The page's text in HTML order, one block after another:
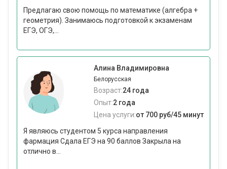
Предлагаю свою помощь по математике (алгебра +
геометрия). Занимаюсь подготовкой к экзаменам
ЕГЭ, ОГЭ,...
Алина Владимировна
Белорусская
Возраст:24 года
Опыт:2 года
Цена услуги:от 700 руб/45 минут
Я являюсь студентом 5 курса направления
фармация Сдала ЕГЭ на 90 баллов Закрыла на
отлично в...